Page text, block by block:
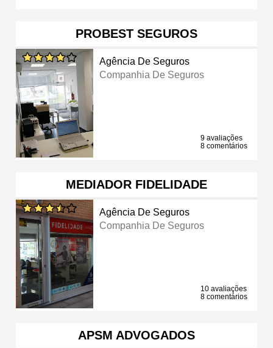
PROBEST SEGUROS
Agência De Seguros
Companhia De Seguros
9 avaliações
8 comentários
MEDIADOR FIDELIDADE
Agência De Seguros
Companhia De Seguros
10 avaliações
8 comentários
APSM ADVOGADOS